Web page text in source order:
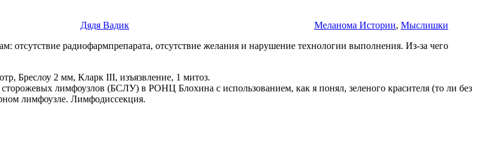
Дядя Вадик Меланома Истории, Мыслишки
радиофармпрепарата, отсутствие желания и нарушение технологии выполнения. Из-за чего
Бреслоу 2 мм, Кларк III, изъязвление, 1 митоз.
лимфоузлов (БСЛУ) в РОНЦ Блохина с использованием, как я понял, зеленого красителя (то ли без
лимфоузле. Лимфодиссекция.